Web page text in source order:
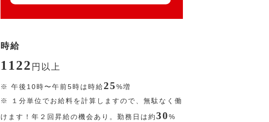
時給
1122 円 以上
※ 午後10時〜午前5時は時給25%増
※
１分単位でお給料を計算しますので、無駄なく働
けます！年２回昇給の機会あり。勤務日は約30%